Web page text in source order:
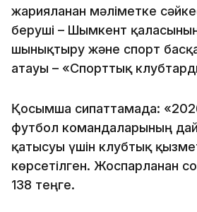
жарияланған мәліметке
беруші – Шымкент
шынықтыру және спорт
атауы – «Спорттық
Қосымша сипаттамада:
футбол командаларының
қатысуы үшін клубтық
көрсетілген. Жоспарланған
138 теңге.